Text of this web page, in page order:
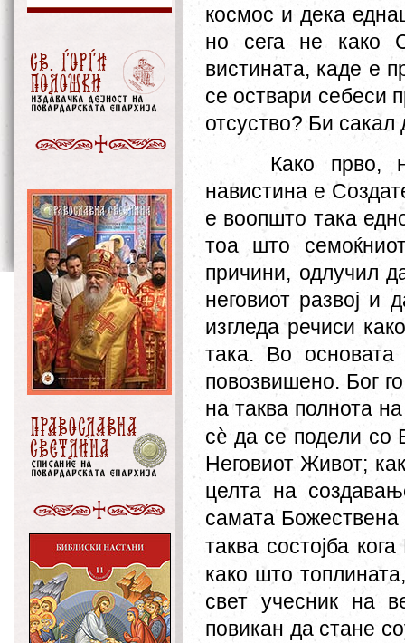
космос и дека
но сега не како
вистината, каде е
се оствари себеси
отсуство? Би
Како прво,
навистина е
е воопшто така
тоа што
причини, одлучил
неговиот развој и
изгледа речиси
така. Во
повозвишено. Бог
на таква полнота
сè да се подели со
Неговиот Живот;
целта на
самата Божествена
таква состојба
како што
свет учесник на
повикан да стане